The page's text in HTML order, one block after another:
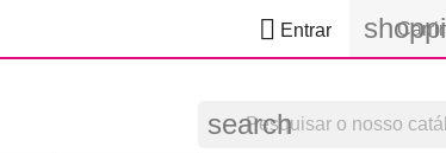
 Entrar
search